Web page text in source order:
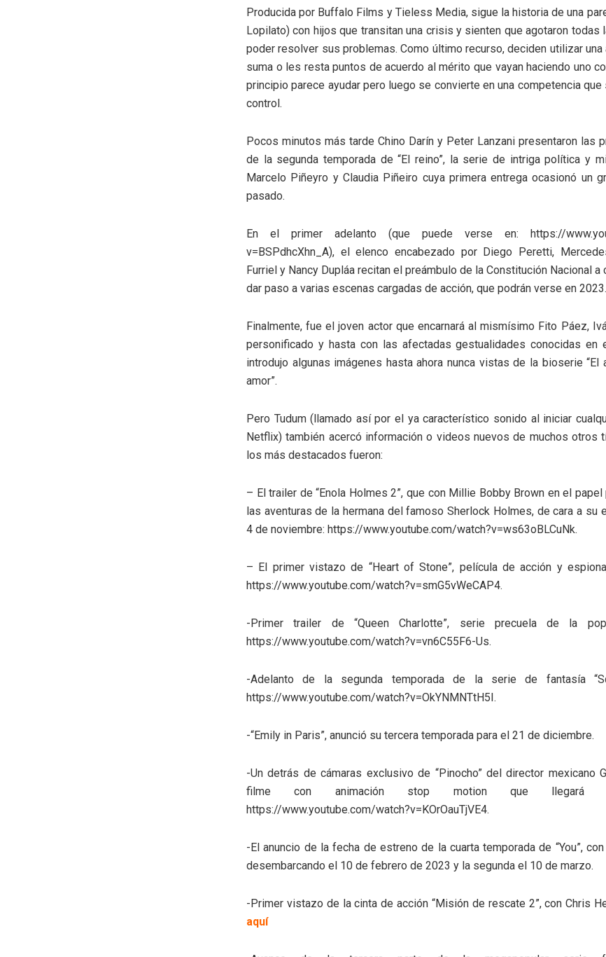
Producida por Buffalo Films y Tieless Media, sigue la historia de una
Lopilato) con hijos que transitan una crisis y sienten que agotaron todas
poder resolver sus problemas. Como último recurso, deciden utilizar
suma o les resta puntos de acuerdo al mérito que vayan haciendo uno
principio parece ayudar pero luego se convierte en una competencia
control.
Pocos minutos más tarde Chino Darín y Peter Lanzani presentaron las
de la segunda temporada de “El reino”, la serie de intriga política y
Marcelo Piñeyro y Claudia Piñeiro cuya primera entrega ocasionó un
pasado.
En el primer adelanto (que puede verse en: https://
v=BSPdhcXhn_A), el elenco encabezado por Diego Peretti,
Furriel y Nancy Dupláa recitan el preámbulo de la Constitución Nacional a
dar paso a varias escenas cargadas de acción, que podrán verse en 2023.
Finalmente, fue el joven actor que encarnará al mismísimo Fito Páez,
personificado y hasta con las afectadas gestualidades conocidas en
introdujo algunas imágenes hasta ahora nunca vistas de la bioserie “El
amor”.
Pero Tudum (llamado así por el ya característico sonido al iniciar
Netflix) también acercó información o videos nuevos de muchos otros
los más destacados fueron:
– El trailer de “Enola Holmes 2”, que con Millie Bobby Brown en el
las aventuras de la hermana del famoso Sherlock Holmes, de cara a su
4 de noviembre: https://www.youtube.com/watch?v=ws63oBLCuNk.
– El primer vistazo de “Heart of Stone”, película de acción y
https://www.youtube.com/watch?v=smG5vWeCAP4.
-Primer trailer de “Queen Charlotte”, serie precuela de la
https://www.youtube.com/watch?v=vn6C55F6-Us.
-Adelanto de la segunda temporada de la serie de fantasía
https://www.youtube.com/watch?v=OkYNMNTtH5I.
-“Emily in Paris”, anunció su tercera temporada para el 21 de diciembre.
-Un detrás de cámaras exclusivo de “Pinocho” del director mexicano
filme con animación stop motion que llegará
https://www.youtube.com/watch?v=KOrOauTjVE4.
-El anuncio de la fecha de estreno de la cuarta temporada de “You”,
desembarcando el 10 de febrero de 2023 y la segunda el 10 de marzo.
-Primer vistazo de la cinta de acción “Misión de rescate 2”, con Chris
aquí